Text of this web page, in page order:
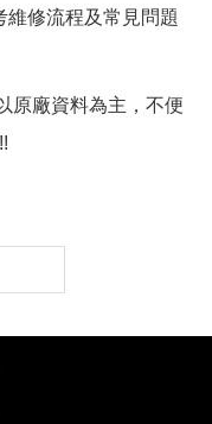
修流程及常見問題
原廠資料為主，不便